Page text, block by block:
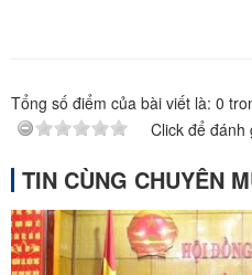
Tổng số điểm của bài viết là: 0
Click để đánh
TIN CÙNG CHUYÊN